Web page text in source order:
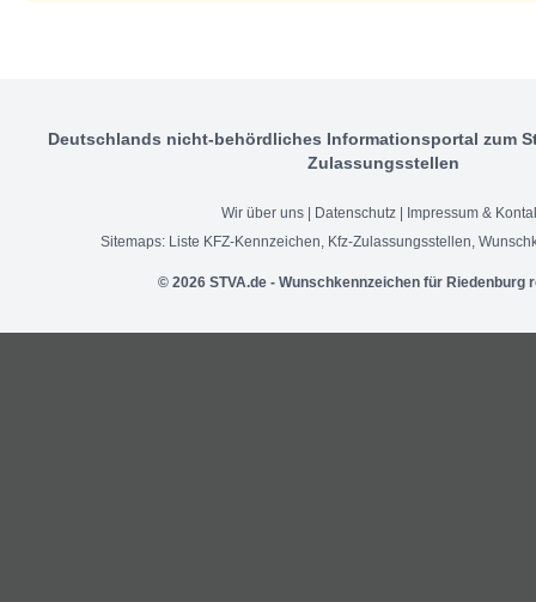
Deutschlands nicht-behördliches Informationsportal zum
Zulassungsstellen
Wir über uns Datenschutz
Impressum &
Sitemaps: Liste KFZ-Kennzeichen, Kfz-Zulassungsstellen,
© 2026 STVA.de - Wunschkennzeichen für Riedenburg